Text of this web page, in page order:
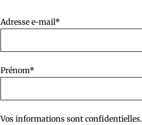
Adresse e-mail*
Prénom*
Vos informations sont confidentielles.